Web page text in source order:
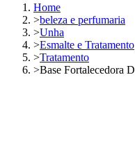
Home
>beleza e perfumaria
>Unha
>Esmalte e Tratamento
>Tratamento
>Base Fortalecedora